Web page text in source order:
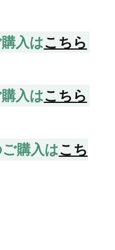
入はこちら
入はこちら
購入はこち